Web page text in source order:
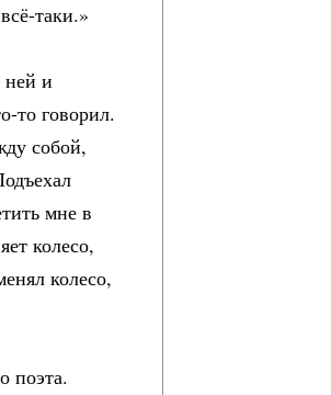
таки.»
и
то говорил.
собой,
мне в
колесо,
колесо,
поэта.